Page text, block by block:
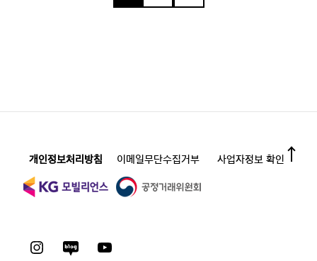
개인정보처리방침 이메일무단수집거부 사업자정보 확인